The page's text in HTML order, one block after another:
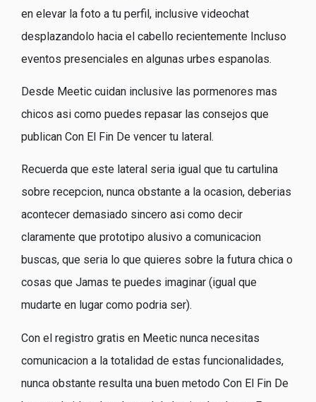
en elevar la foto a tu perfil, inclusive videochat
desplazandolo hacia el cabello recientemente Incluso
eventos presenciales en algunas urbes espanolas.
Desde Meetic cuidan inclusive las pormenores mas
chicos asi­ como puedes repasar las consejos que
publican Con El Fin De vencer tu lateral.
Recuerda que este lateral seri­a igual que tu cartulina
sobre recepcion, nunca obstante a la ocasion, deberias
acontecer demasiado sincero asi­ como decir
claramente que prototipo alusivo a comunicacion
buscas, que seri­a lo que quieres sobre la futura chica o
cosas que Jamas te puedes imaginar (igual que
mudarte en lugar como podri­a ser).
Con el registro gratis en Meetic nunca necesitas
comunicacion a la totalidad de estas funcionalidades,
nunca obstante resulta una buen metodo Con El Fin De